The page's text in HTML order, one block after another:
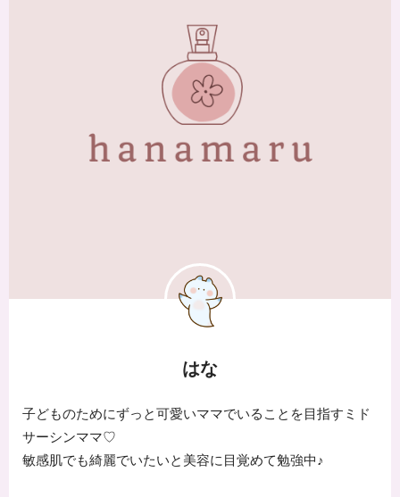
はな
子どものためにずっと可愛いママでいることを目指すミド
サーシンママ♡
敏感肌でも綺麗でいたいと美容に目覚めて勉強中♪